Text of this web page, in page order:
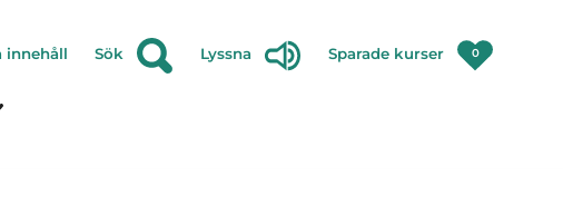
innehåll Sök Lyssna Sparade kurser 0